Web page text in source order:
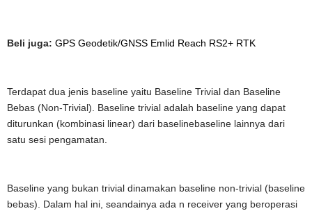
Beli juga: GPS Geodetik/GNSS Emlid Reach RS2+ RTK
Terdapat dua jenis baseline yaitu Baseline Trivial dan Baseline
Bebas (Non-Trivial). Baseline trivial adalah baseline yang dapat
diturunkan (kombinasi linear) dari baselinebaseline lainnya dari
satu sesi pengamatan.
Baseline yang bukan trivial dinamakan baseline non-trivial (baseline
bebas). Dalam hal ini, seandainya ada n receiver yang beroperasi